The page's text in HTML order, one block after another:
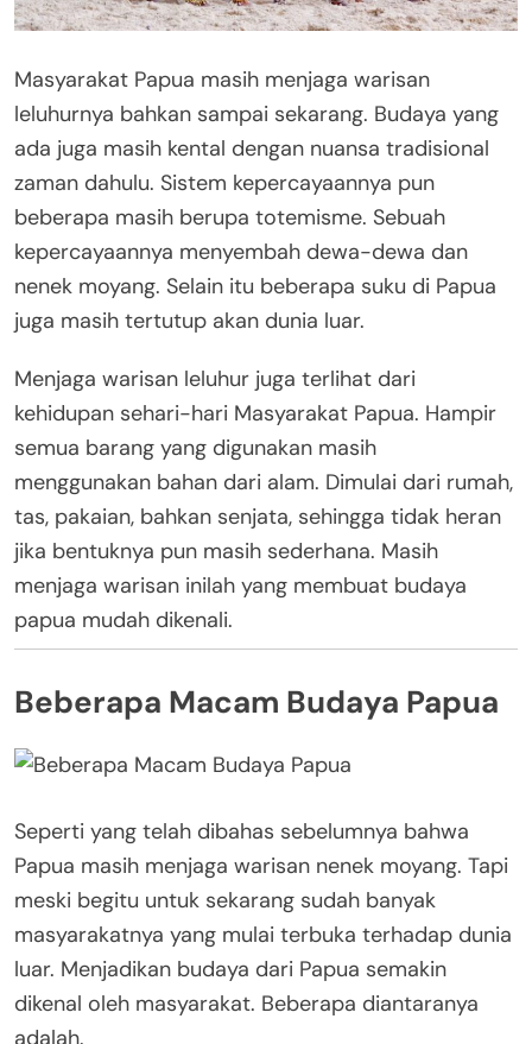
Masyarakat Papua masih menjaga warisan
leluhurnya bahkan sampai sekarang. Budaya yang
ada juga masih kental dengan nuansa tradisional
zaman dahulu. Sistem kepercayaannya pun
beberapa masih berupa totemisme. Sebuah
kepercayaannya menyembah dewa-dewa dan
nenek moyang. Selain itu beberapa suku di Papua
juga masih tertutup akan dunia luar.
Menjaga warisan leluhur juga terlihat dari
kehidupan sehari-hari Masyarakat Papua. Hampir
semua barang yang digunakan masih
menggunakan bahan dari alam. Dimulai dari rumah,
tas, pakaian, bahkan senjata, sehingga tidak heran
jika bentuknya pun masih sederhana. Masih
menjaga warisan inilah yang membuat budaya
papua mudah dikenali.
Beberapa Macam Budaya Papua
Seperti yang telah dibahas sebelumnya bahwa
Papua masih menjaga warisan nenek moyang. Tapi
meski begitu untuk sekarang sudah banyak
masyarakatnya yang mulai terbuka terhadap dunia
luar. Menjadikan budaya dari Papua semakin
dikenal oleh masyarakat. Beberapa diantaranya
adalah.